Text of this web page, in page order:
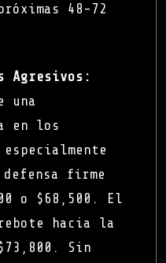
48-72
Agresivos:
una
en los
firme
o $68,500. El
hacia la
Sin